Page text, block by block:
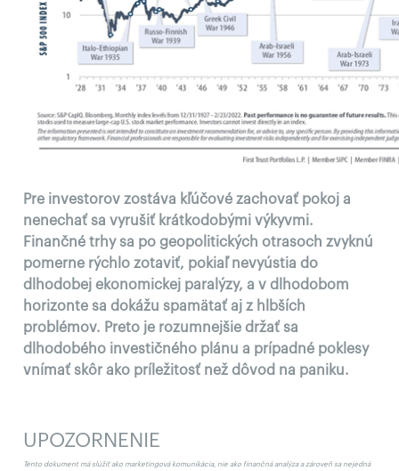
Pre investorov zostáva kľúčové zachovať pokoj a
nenechať sa vyrušiť krátkodobými výkyvmi.
Finančné trhy sa po geopolitických otrasoch zvyknú
pomerne rýchlo zotaviť, pokiaľ nevyústia do
dlhodobej ekonomickej paralýzy, a v dlhodobom
horizonte sa dokážu spamätať aj z hlbších
problémov. Preto je rozumnejšie držať sa
dlhodobého investičného plánu a prípadné poklesy
vnímať skôr ako príležitosť než dôvod na paniku.
UPOZORNENIE
Tento dokument má slúžiť ako marketingová komunikácia, nie ako finančná analýza a zároveň sa nejedná